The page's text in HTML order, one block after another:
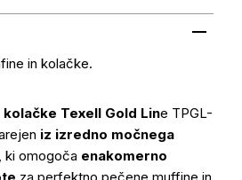
in kolačke.
Texell Gold Line TPGL-
iz izredno močnega
, ki omogoča enakomerno